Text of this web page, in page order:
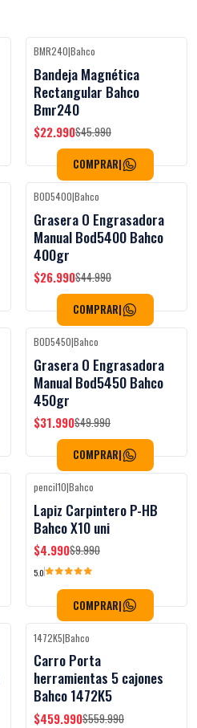
-50%OFF
BMR240|Bahco
Bandeja Magnética
Rectangular Bahco
Bmr240
$22.990$45.990
COMPRAR|
-40%OFF
BOD5400|Bahco
Grasera O Engrasadora
Manual Bod5400 Bahco
400gr
$26.990$44.990
COMPRAR|
-36%OFF
BOD5450|Bahco
Grasera O Engrasadora
Manual Bod5450 Bahco
450gr
$31.990$49.990
COMPRAR|
-50%OFF
pencil10|Bahco
Lapiz Carpintero P-HB
Bahco X10 uni
$4.990$9.990
5.0
COMPRAR|
-18%OFF
1472K5|Bahco
Carro Porta
herramientas 5 cajones
Bahco 1472K5
$459.990$559.990